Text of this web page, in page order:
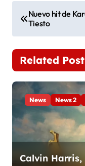
N
a
v
e
g
a
c
Nuevo hit de
Tiesto
Related Post
News News 2
Calvin